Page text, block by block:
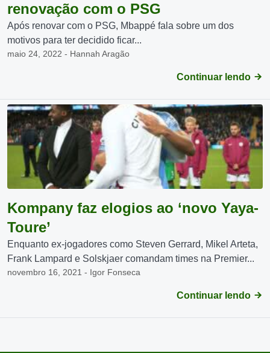
renovação com o PSG
Após renovar com o PSG, Mbappé fala sobre um dos
motivos para ter decidido ficar...
maio 24, 2022 - Hannah Aragão
Continuar lendo
Kompany faz elogios ao ‘novo Yaya-
Toure’
Enquanto ex-jogadores como Steven Gerrard, Mikel Arteta,
Frank Lampard e Solskjaer comandam times na Premier...
novembro 16, 2021 - Igor Fonseca
Continuar lendo